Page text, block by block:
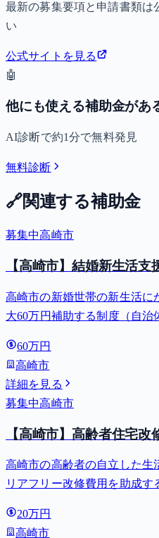
最新の募集要項と申請書類は
い
公式サイトを見る
🤖
他にも使える補助金があ
AI診断で約1分で無料発見
無料診断
🔗関連する補助金
募集中高崎市
【高崎市】結婚新生活支
高崎市の新婚世帯の新生活に
大60万円補助する制度（自治
60万円
高崎市
詳細を見る
募集中高崎市
【高崎市】高齢者住宅改
高崎市の高齢者の自立した生
リアフリー改修費用を助成す
20万円
高崎市